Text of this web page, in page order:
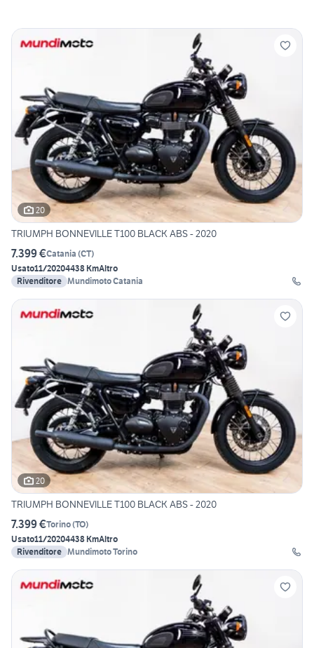
20
TRIUMPH BONNEVILLE T100 BLACK ABS - 2020
7.399 €Catania (CT)
Usato11/20204438 KmAltro
Rivenditore Mundimoto Catania
20
TRIUMPH BONNEVILLE T100 BLACK ABS - 2020
7.399 €Torino(TO)
Usato11/20204438 KmAltro
Rivenditore Mundimoto Torino